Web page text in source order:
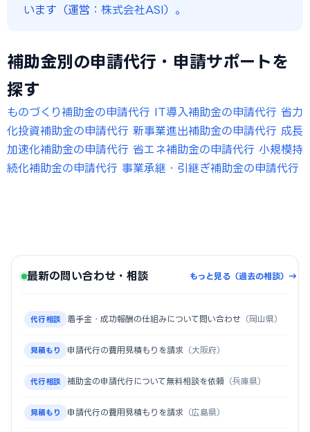
います（運営： 株式会社ASI）。
補助金別の申請代行・申請サポートを
探す
ものづくり補助金の申請代行 IT導入補助金の申請代行 省力
化投資補助金の申請代行 新事業進出補助金の申請代行 成長
加速化補助金の申請代行 省エネ補助金の申請代行 小規模持
続化補助金の申請代行 事業承継・引継ぎ補助金の申請代行
最新の問い合わせ・相談 もっと見る（過去の相談）→
代行相談 着手金・成功報酬の仕組みについて問い合わせ （岡山県）
見積もり 申請代行の費用見積もりを請求 （大阪府）
代行相談 補助金の申請代行について無料相談を依頼 （兵庫県）
見積もり 申請代行の費用見積もりを請求 （広島県）